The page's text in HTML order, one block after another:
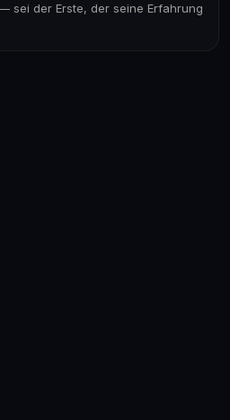
sei der Erste, der seine Erfahrung